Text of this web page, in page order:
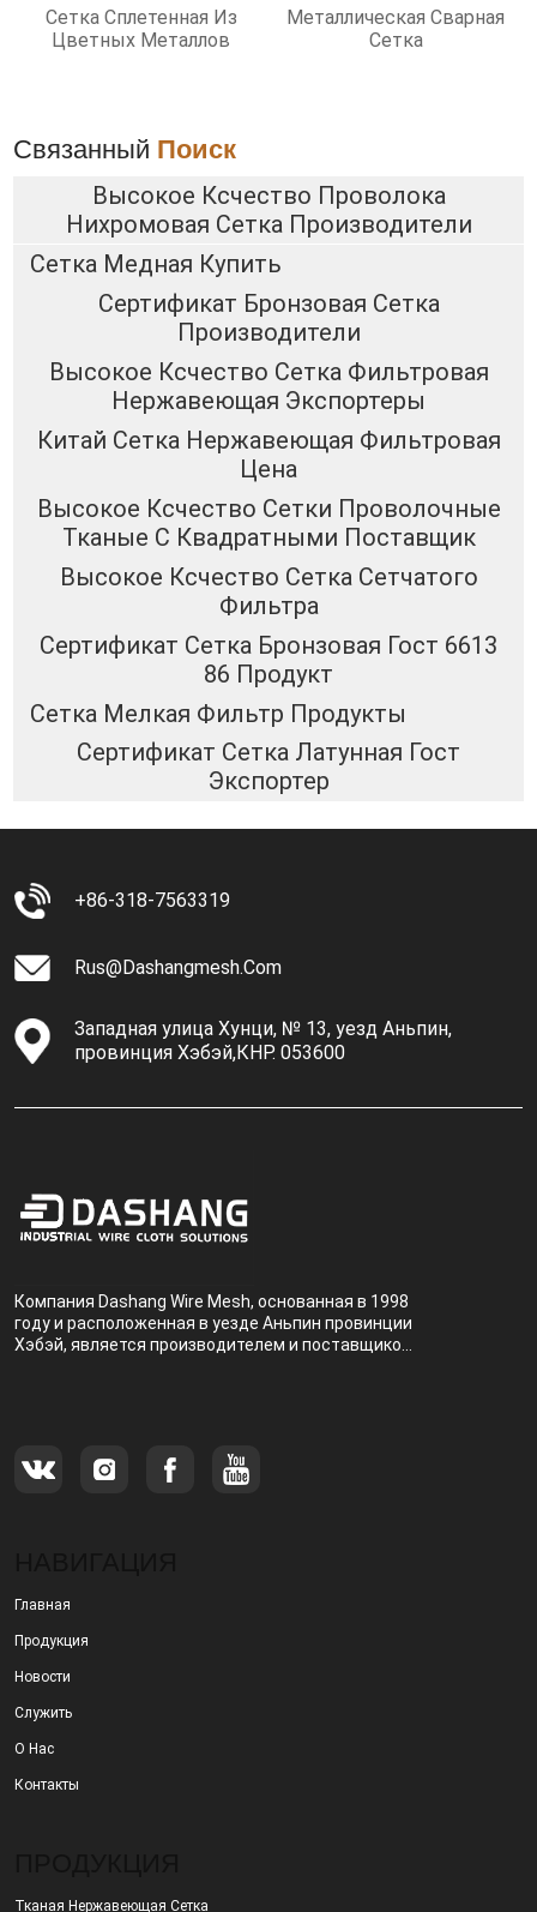
Сетка Сплетенная Из
Цветных Металлов
Металлическая Сварная
Сетка
Связанный Поиск
Высокое Ксчество Проволока
Нихромовая Сетка Производители
Сетка Медная Купить
Сертификат Бронзовая Сетка
Производители
Высокое Ксчество Сетка Фильтровая
Нержавеющая Экспортеры
Китай Сетка Нержавеющая Фильтровая
Цена
Высокое Ксчество Сетки Проволочные
Тканые С Квадратными Поставщик
Высокое Ксчество Сетка Сетчатого
Фильтра
Сертификат Сетка Бронзовая Гост 6613
86 Продукт
Сетка Мелкая Фильтр Продукты
Сертификат Сетка Латунная Гост
Экспортер
+86-318-7563319
Rus@dashangmesh.com
Западная улица Хунци, № 13, уезд Аньпин,
провинция Хэбэй,КНР. 053600
Компания Dashang Wire Mesh, основанная в 1998
году и расположенная в уезде Аньпин провинции
Хэбэй, является производителем и поставщиком,
Главная
Продукция
Новости
Служить
О Нас
Контакты
Тканая Нержавеющая Сетка